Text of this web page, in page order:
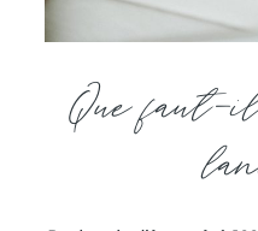
Que faut-